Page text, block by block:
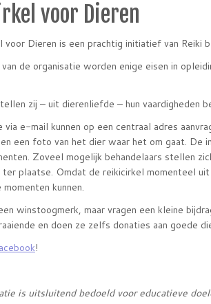
voor Dieren
voor Dieren is een prachtig initiatief van Reiki
de organisatie worden enige eisen in
zij – uit dierenliefde – hun vaardigheden
via e-mail kunnen op een centraal adres
en een foto van het dier waar het om gaat.
Zoveel mogelijk behandelaars stellen
plaatse. Omdat de reikicirkel momenteel
kunnen.
winstoogmerk, maar vragen een kleine
en doen ze zelfs donaties aan goede
!
is uitsluitend bedoeld voor educatieve